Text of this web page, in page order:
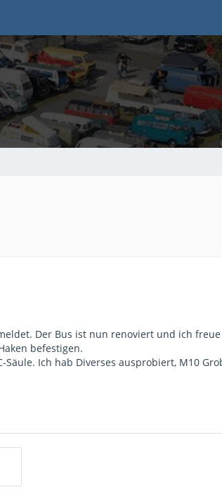
Der Bus ist nun renoviert und ich
befestigen.
Ich hab Diverses ausprobiert, M10